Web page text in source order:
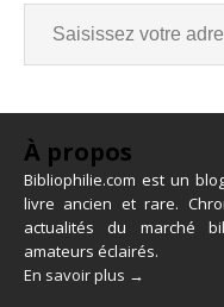
À propos
Bibliophilie.com est un
livre ancien et rare.
actualités du marché
amateurs éclairés.
En savoir plus →